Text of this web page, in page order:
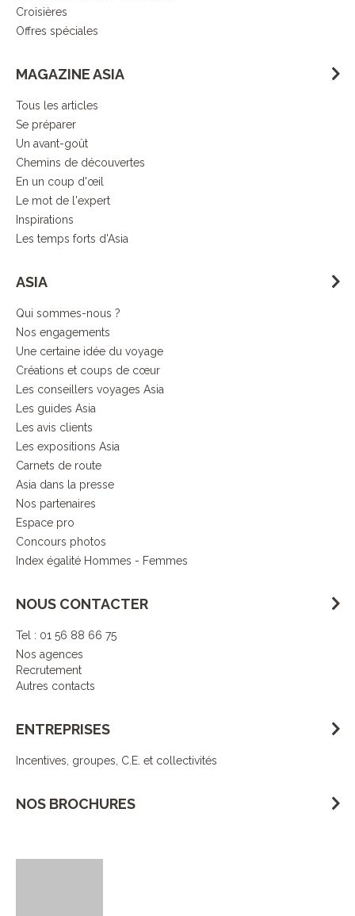
Croisières
Offres spéciales
MAGAZINE ASIA
Tous les articles
Se préparer
Un avant-goût
Chemins de découvertes
En un coup d'œil
Le mot de l'expert
Inspirations
Les temps forts d'Asia
ASIA
Qui sommes-nous ?
Nos engagements
Une certaine idée du voyage
Créations et coups de cœur
Les conseillers voyages Asia
Les guides Asia
Les avis clients
Les expositions Asia
Carnets de route
Asia dans la presse
Nos partenaires
Espace pro
Concours photos
Index égalité Hommes - Femmes
NOUS CONTACTER
Tel : 01 56 88 66 75
Nos agences
Recrutement
Autres contacts
ENTREPRISES
Incentives, groupes, C.E. et collectivités
NOS BROCHURES